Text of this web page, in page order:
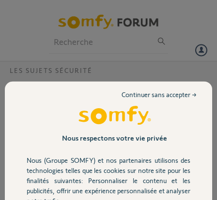
Volet
Sécurité
Domotique
LES SUJETS SÉCURITÉ
Pourriez vous me dire quelle tahoma supporte d'autre caméra que les
Merci,
Philippe G.
il y a environ 2 ans
Nous respectons votre vie privée
Nous (Groupe SOMFY) et nos partenaires utilisons des
technologies telles que les cookies sur notre site pour les
finalités suivantes: Personnaliser le contenu et les
publicités, offrir une expérience personnalisée et analyser
Continuer sans accepter →